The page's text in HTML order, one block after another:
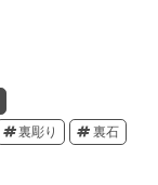
裏彫り 裏石